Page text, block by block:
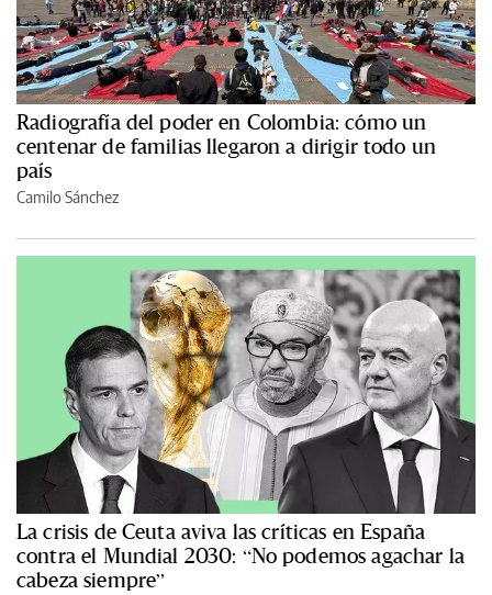
Radiografía del poder en Colombia: cómo un
centenar de familias llegaron a dirigir todo un
país
Camilo Sánchez
La crisis de Ceuta aviva las críticas en España
contra el Mundial 2030: “No podemos agachar la
cabeza siempre”